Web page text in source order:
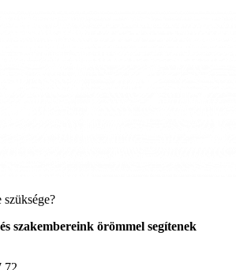
szüksége?
szakembereink örömmel segítenek